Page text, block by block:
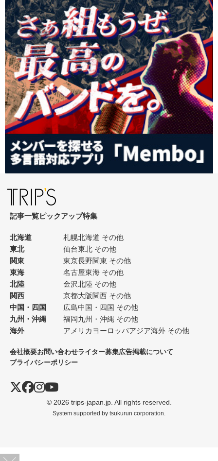
記事一覧ピックアップ特集
北海道 札幌北海道 その他
東北
仙台東北 その他
関東
東京長野関東 その他
東海
名古屋東海 その他
北陸
金沢北陸 その他
関西
京都大阪関西 その他
中国・四国
広島中国・四国 その他
九州・沖縄
福岡九州・沖縄 その他
海外
アメリカ ヨーロッパアジア海外 その他
会社概要お問い合わせライター募集広告掲載について
プライバシーポリシー
© 2026 trips-japan.jp. All rights reserved.
System supported by tsukurun corporation.